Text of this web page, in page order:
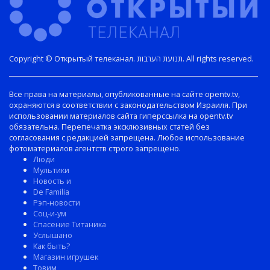
Copyright © Открытый телеканал. תנועת הערבות. All rights reserved.
Все права на материалы, опубликованные на сайте opentv.tv,
охраняются в соответствии с законодательством Израиля. При
использовании материалов сайта гиперссылка на opentv.tv
обязательна. Перепечатка эксклюзивных статей без
согласования с редакцией запрещена. Любое использование
фотоматериалов агентств строго запрещено.
Люди
Мультики
Новость и
De Familia
Рэп-новости
Соц-и-ум
Спасение Титаника
Услышано
Как быть?
Магазин игрушек
Товим